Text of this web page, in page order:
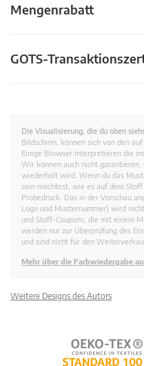
Mengenrabatt
GOTS-
Die Visualisierung, die du oben
Bildschirm, können sich von den
Einige Browser interpretieren die
Wir können auch nicht garantieren,
wiederholt wird. Wenn du das
sein möchtest, wie es auf dem
Probedruck. Das in der Vorschau
Logo und Musternummer) wird
und Stoff-Coupons, die mit einem
werden nur zur Überprüfung des
und sind nicht für den
Mehr über die Farbwiedergabe
Weitere Designs des Autors